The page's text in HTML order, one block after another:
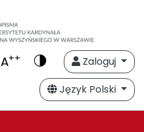
A++
Zaloguj
Język Polski